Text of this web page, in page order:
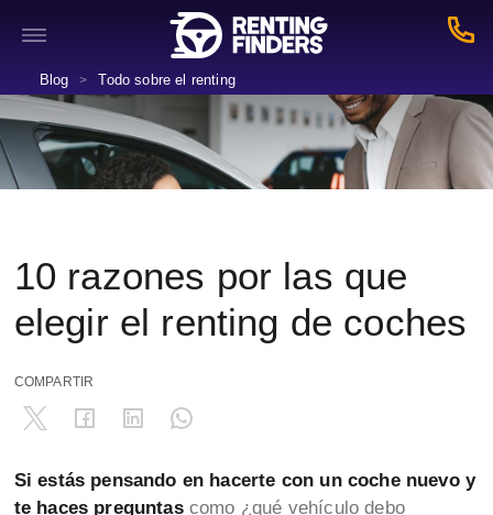
Blog > Todo sobre el renting
10 razones por las que
elegir el renting de coches
COMPARTIR
Si estás pensando en hacerte con un coche nuevo y
te haces preguntascomo ¿qué vehículo debo